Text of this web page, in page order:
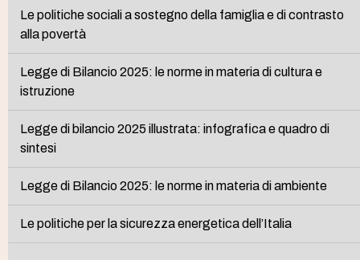
Le politiche sociali a sostegno della famiglia e di contrasto
alla povertà
Legge di Bilancio 2025: le norme in materia di cultura e
istruzione
Legge di bilancio 2025 illustrata: infografica e quadro di
sintesi
Legge di Bilancio 2025: le norme in materia di ambiente
Le politiche per la sicurezza energetica dell’Italia